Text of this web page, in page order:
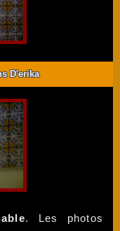
D'erika
. Les photos